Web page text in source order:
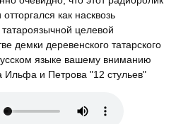
как насквозь
целевой
демки деревенского татарского
языке вашему вниманию
Ильфа и Петрова "12 стульев"